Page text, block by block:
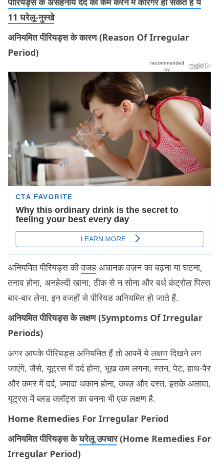
11 घरेलू-नुस्खे
अनियमित पीरियड्स के कारण (Reason Of Irregular
Period)
अनियमित पीरियड्स कीवजह अचानक वज़न का बढ़ना या घटना,
तनाव होना, अनहेल्दी खाना, ठीक से न सोना और बर्थ कंट्रोल पिल्स
बार-बार लेना. इन वजहों से पीरियड अनियमित हो जाते हैं.
अनियमित पीरियड्स के लक्षण (Symptoms Of Irregular
Periods)
अगर आपके पीरियड्स अनियमित हैं तो आपमें येलक्षणदिखने लग
जाएंगे, जैसे, यूट्रस में दर्द होना, भूख कम लगना, स्तन, पेट, हाथ-पैर
और कमर में दर्द, ज़्यादा थकान होना, कब्ज़ और दस्त. इसके अलावा,
यूट्रस में ब्लड क्लॉट्स का बनना भी एक लक्षण है.
Home Remedies For Irregular Period
अनियमित पीरियड्स केघरेलू उपचार(Home Remedies For
Irregular Period)